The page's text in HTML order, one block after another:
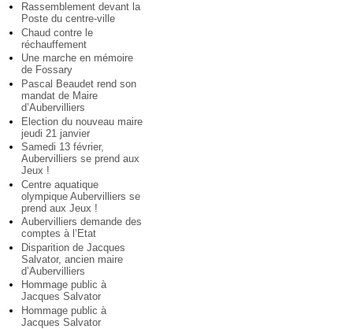
Rassemblement devant la
Poste du centre-ville
Chaud contre le
réchauffement
Une marche en mémoire
de Fossary
Pascal Beaudet rend son
mandat de Maire
d’Aubervilliers
Election du nouveau maire
jeudi 21 janvier
Samedi 13 février,
Aubervilliers se prend aux
Jeux !
Centre aquatique
olympique Aubervilliers se
prend aux Jeux !
Aubervilliers demande des
comptes à l’Etat
Disparition de Jacques
Salvator, ancien maire
d’Aubervilliers
Hommage public à
Jacques Salvator
Hommage public à
Jacques Salvator